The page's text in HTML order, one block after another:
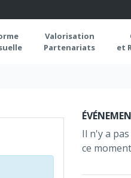
Valorisation
Partenariats
et
Il n'y a
ce